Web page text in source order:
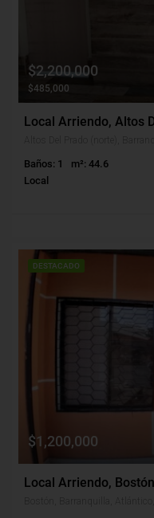
$2,200,000
$485,000
Baños: 1
m²: 44.6
Local
DESTACADO
$1,200,000
Local Arriendo,